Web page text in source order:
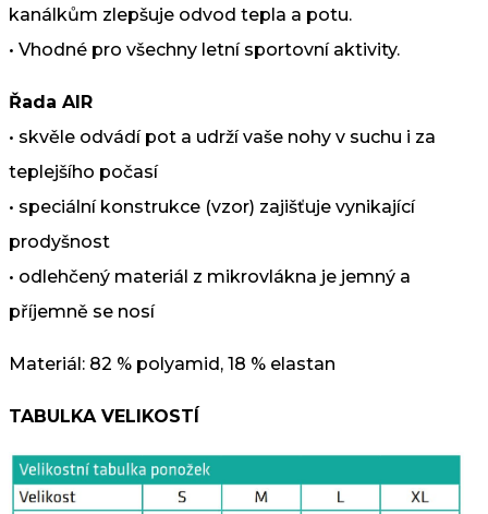
kanálkům zlepšuje odvod tepla a potu.
• Vhodné pro všechny letní sportovní aktivity.
Řada AIR
• skvěle odvádí pot a udrží vaše nohy v suchu i za
teplejšího počasí
• speciální konstrukce (vzor) zajišťuje vynikající
prodyšnost
• odlehčený materiál z mikrovlákna je jemný a
příjemně se nosí
Materiál: 82 % polyamid, 18 % elastan
TABULKA VELIKOSTÍ